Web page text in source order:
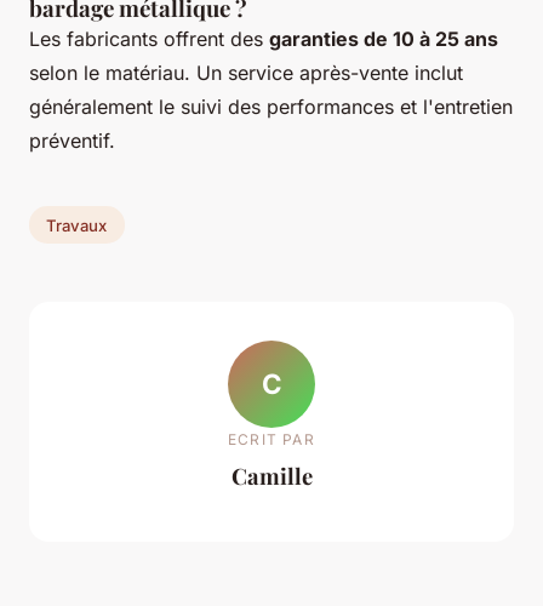
bardage métallique ?
Les fabricants offrent des garanties de 10 à 25 ans
selon le matériau. Un service après-vente inclut
généralement le suivi des performances et l'entretien
préventif.
Travaux
C
ECRIT PAR
Camille